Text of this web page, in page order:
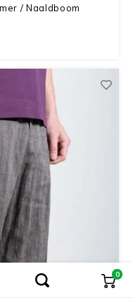
0
/ Naaldboom
0